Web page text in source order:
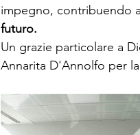
impegno, contribuendo
futuro.
Un grazie particolare a
Annarita D'Annolfo per